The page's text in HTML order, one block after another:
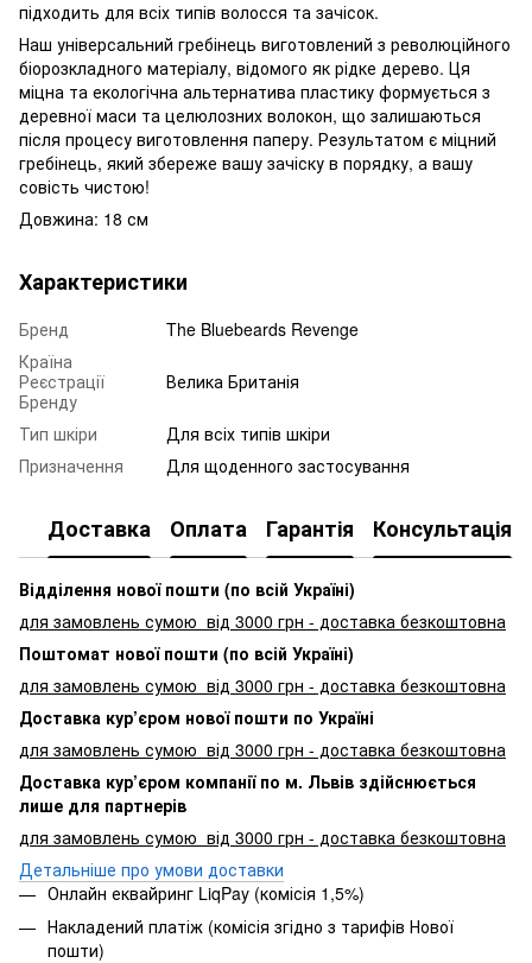
підходить для всіх типів волосся та зачісок.
Наш універсальний гребінець виготовлений з революційного
біорозкладного матеріалу, відомого як рідке дерево. Ця
міцна та екологічна альтернатива пластику формується з
деревної маси та целюлозних волокон, що залишаються
після процесу виготовлення паперу. Результатом є міцний
гребінець, який збереже вашу зачіску в порядку, а вашу
совість чистою!
Довжина: 18 см
Характеристики
Бренд
The Bluebeards Revenge
Країна
Реєстрації
Бренду
Велика Британія
Тип шкіри
Для всіх типів шкіри
Призначення
Для щоденного застосування
Доставка Оплата Гарантія Консультація
Відділення нової пошти (по всій Україні)
для замовлень сумою від 3000 грн - доставка безкоштовна
Поштомат нової пошти (по всій Україні)
для замовлень сумою від 3000 грн - доставка безкоштовна
Доставка кур’єром нової пошти по Україні
для замовлень сумою від 3000 грн - доставка безкоштовна
Доставка кур’єром компанії по м. Львів здійснюється
лише для партнерів
для замовлень сумою від 3000 грн - доставка безкоштовна
Детальніше про умови доставки
Онлайн еквайринг LiqPay (комісія 1,5%)
Накладений платіж (комісія згідно з тарифів Нової
пошти)